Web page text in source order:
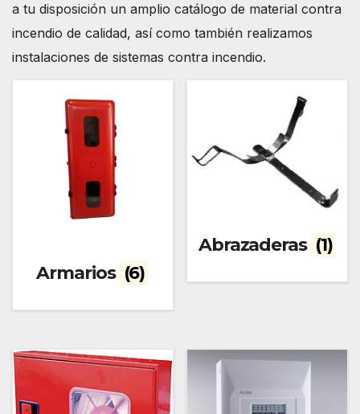
a tu disposición un amplio catálogo de material contra
incendio de calidad, así como también realizamos
instalaciones de sistemas contra incendio.
Armarios (6)
Abrazaderas (1)